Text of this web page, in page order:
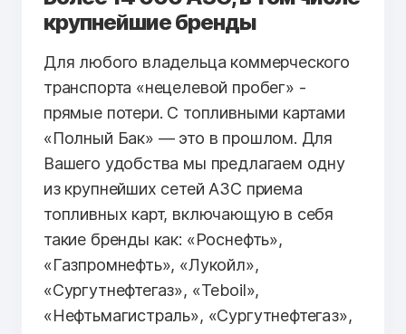
крупнейшие бренды
Для любого владельца коммерческого
транспорта «нецелевой пробег» -
прямые потери. С топливными картами
«Полный Бак» — это в прошлом. Для
Вашего удобства мы предлагаем одну
из крупнейших сетей АЗС приема
топливных карт, включающую в себя
такие бренды как: «Роснефть»,
«Газпромнефть», «Лукойл»,
«Сургутнефтегаз», «Teboil»,
«Нефтьмагистраль», «Сургутнефтегаз»,